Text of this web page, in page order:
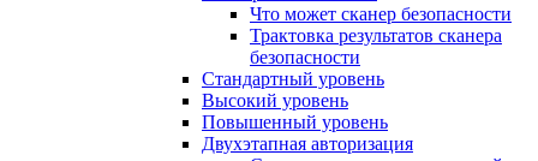
Что может сканер безопасности
Трактовка результатов сканера
безопасности
Стандартный уровень
Высокий уровень
Повышенный уровень
Двухэтапная авторизация